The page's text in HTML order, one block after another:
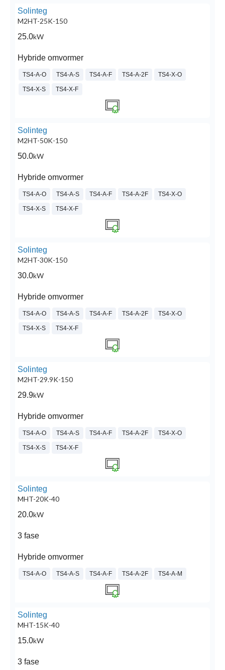
Solinteg
M2HT-25K-150
25.0kW
Hybride omvormer
TS4-A-O TS4-A-S TS4-A-F TS4-A-2F TS4-X-O
TS4-X-S TS4-X-F
Solinteg
M2HT-50K-150
50.0kW
Hybride omvormer
TS4-A-O TS4-A-S TS4-A-F TS4-A-2F TS4-X-O
TS4-X-S TS4-X-F
Solinteg
M2HT-30K-150
30.0kW
Hybride omvormer
TS4-A-O TS4-A-S TS4-A-F TS4-A-2F TS4-X-O
TS4-X-S TS4-X-F
Solinteg
M2HT-29.9K-150
29.9kW
Hybride omvormer
TS4-A-O TS4-A-S TS4-A-F TS4-A-2F TS4-X-O
TS4-X-S TS4-X-F
Solinteg
MHT-20K-40
20.0kW
3 fase
Hybride omvormer
TS4-A-O TS4-A-S TS4-A-F TS4-A-2F TS4-A-M
Solinteg
MHT-15K-40
15.0kW
3 fase